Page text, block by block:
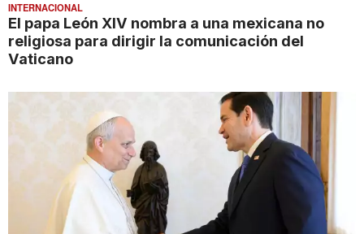
INTERNACIONAL
El papa León XIV nombra a una mexicana no
religiosa para dirigir la comunicación del
Vaticano